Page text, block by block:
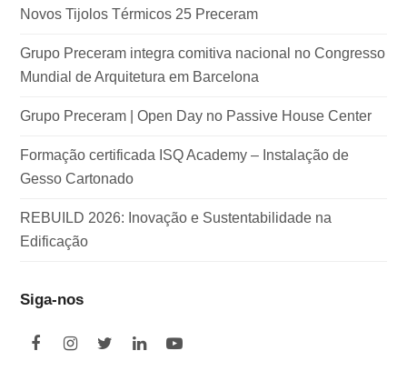
Novos Tijolos Térmicos 25 Preceram
Grupo Preceram integra comitiva nacional no Congresso
Mundial de Arquitetura em Barcelona
Grupo Preceram | Open Day no Passive House Center
Formação certificada ISQ Academy – Instalação de
Gesso Cartonado
REBUILD 2026: Inovação e Sustentabilidade na
Edificação
Siga-nos
F
I
T
L
Y